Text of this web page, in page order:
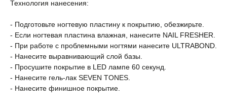
Технология нанесения:
- Подготовьте ногтевую пластину к покрытию, обезжирьте.
- Если ногтевая пластина влажная, нанесите NAIL FRESHER.
- При работе с проблемными ногтями нанесите ULTRABOND.
- Нанесите выравнивающий слой базы.
- Просушите покрытие в LED лампе 60 секунд.
- Нанесите гель-лак SEVEN TONES.
- Нанесите финишное покрытие.